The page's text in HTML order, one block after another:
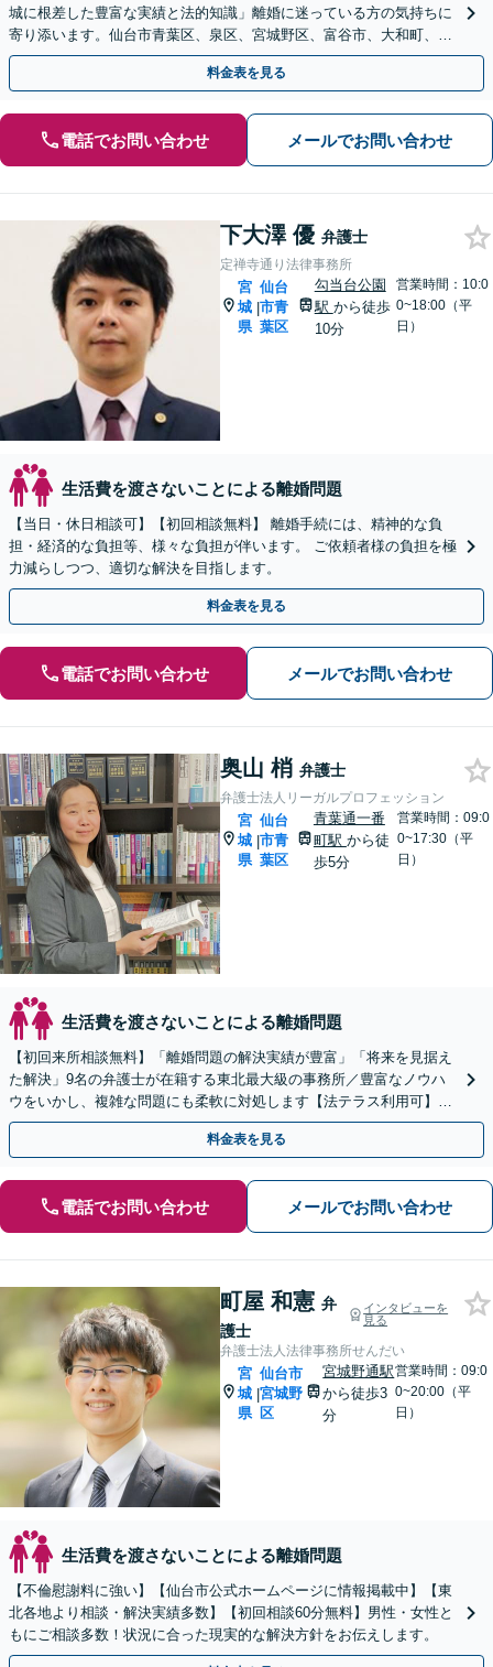
城に根差した豊富な実績と法的知識」離婚に迷っている方の気持ちに
寄り添います。仙台市青葉区、泉区、宮城野区、富谷市、大和町、大
郷町、大衡村、利府町や塩竈市など【近隣駐車場あり】
料金表を見る
電話でお問い合わせ メールでお問い合わせ
下大澤 優 弁護士
定禅寺通り法律事務所
宮
城
県
|
仙台
市青
葉区
勾当台公園
駅 から徒歩
10分
営業時間：10:0
0~18:00（平
日）
生活費を渡さないことによる離婚問題
【当日・休日相談可】【初回相談無料】 離婚手続には、精神的な負
担・経済的な負担等、様々な負担が伴います。 ご依頼者様の負担を極
力減らしつつ、適切な解決を目指します。
料金表を見る
電話でお問い合わせ メールでお問い合わせ
奥山 梢 弁護士
弁護士法人リーガルプロフェッション
宮
城
県
|
仙台
市青
葉区
青葉通一番
町駅 から徒
歩5分
営業時間：09:0
0~17:30（平
日）
生活費を渡さないことによる離婚問題
【初回来所相談無料】「離婚問題の解決実績が豊富」「将来を見据え
た解決」9名の弁護士が在籍する東北最大級の事務所／豊富なノウハ
ウをいかし、複雑な問題にも柔軟に対処します【法テラス利用可】
【秘密厳守】
料金表を見る
電話でお問い合わせ メールでお問い合わせ
町屋 和憲 弁
護士
インタビューを
見る
弁護士法人法律事務所せんだい
宮
城
県
|
仙台市
宮城野
区
宮城野通駅
から徒歩3
分
営業時間：09:0
0~20:00（平
日）
生活費を渡さないことによる離婚問題
【不倫慰謝料に強い】【仙台市公式ホームページに情報掲載中】【東
北各地より相談・解決実績多数】【初回相談60分無料】男性・女性と
もにご相談多数！状況に合った現実的な解決方針をお伝えします。